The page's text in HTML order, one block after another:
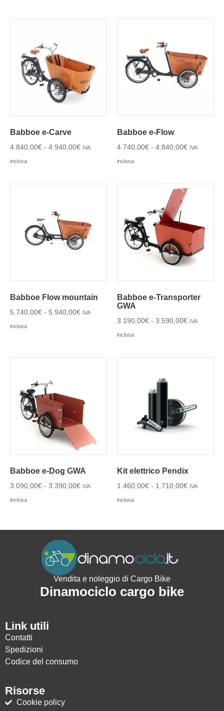
Babboe e-Carve
4.840,00€ - 4.940,00€ IVA
inclusa
Babboe e-Flow
4.740,00€ - 4.840,00€ IVA
inclusa
Babboe Flow mountain
5.740,00€ - 5.940,00€ IVA
inclusa
Babboe e-Transporter
GWA
3.190,00€ - 3.590,00€ IVA
inclusa
Babboe e-Dog GWA
3.090,00€ - 3.390,00€ IVA
inclusa
Kit elettrico Pendix
1.460,00€ - 1.710,00€ IVA
inclusa
Vendita e noleggio di Cargo Bike
Dinamociclo cargo bike
Link utili
Contatti
Spedizioni
Codice del consumo
Risorse
Cookie policy